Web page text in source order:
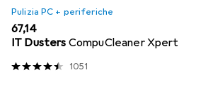
Pulizia PC + periferiche
EUR
67,14
IT Dusters CompuCleaner Xpert
1051